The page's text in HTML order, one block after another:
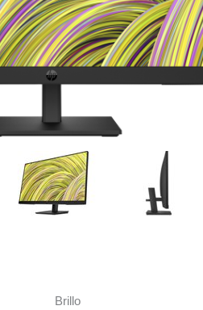
Brillo